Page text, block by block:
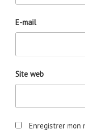
E-mail
Site web
Enregistrer mon